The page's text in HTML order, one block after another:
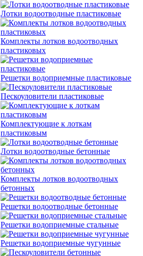
Лотки водоотводные пластиковые
Комплекты лотков водоотводных
пластиковых
Решетки водоприемные пластиковые
Пескоуловители пластиковые
Комплектующие к лоткам
пластиковым
Лотки водоотводные бетонные
Комплекты лотков водоотводных
бетонных
Решетки водоотводные бетонные
Решетки водоприемные стальные
Решетки водоприемные чугунные